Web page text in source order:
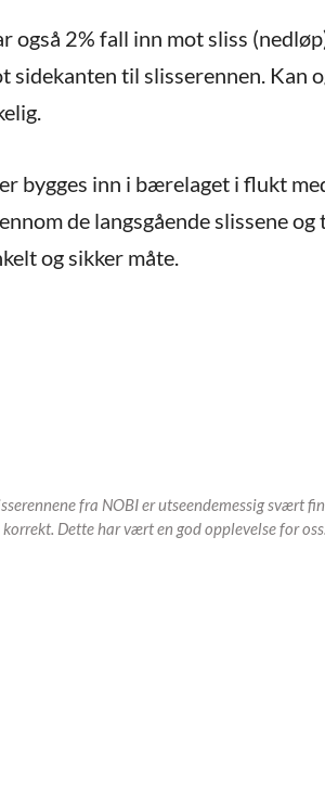
også 2% fall inn mot sliss
sidekanten til slisserennen. Kan
bygges inn i bærelaget i flukt
de langsgående slissene
og sikker måte.
fra NOBI er utseendemessig svært
Dette har vært en god opplevelse for